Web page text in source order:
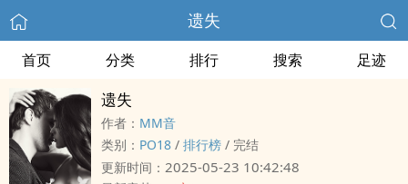
遗失
首页 分类 排行 搜索 足迹
遗失
作者： MM音
类别： ‌‎‍P‍‎‌O‌‌‍1‌8‌‌‎ / 排行榜 / 完结
更新时间： 2025-05-23 10:42:48